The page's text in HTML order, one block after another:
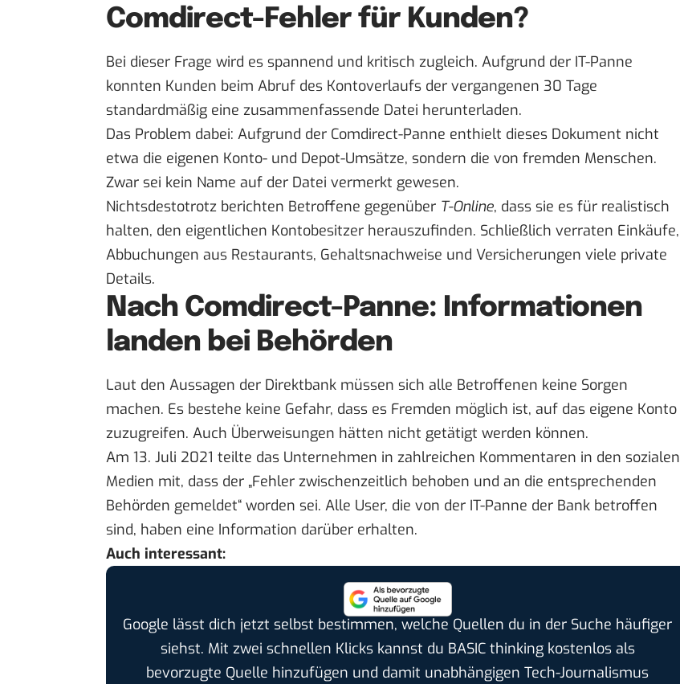
Comdirect-Fehler für Kunden?
Bei dieser Frage wird es spannend und kritisch zugleich. Aufgrund der IT-Panne
konnten Kunden beim Abruf des Kontoverlaufs der vergangenen 30 Tage
standardmäßig eine zusammenfassende Datei herunterladen.
Das Problem dabei: Aufgrund der Comdirect-Panne enthielt dieses Dokument nicht
etwa die eigenen Konto- und Depot-Umsätze, sondern die von fremden Menschen.
Zwar sei kein Name auf der Datei vermerkt gewesen.
Nichtsdestotrotz berichten Betroffene gegenüber T-Online, dass sie es für realistisch
halten, den eigentlichen Kontobesitzer herauszufinden. Schließlich verraten Einkäufe,
Abbuchungen aus Restaurants, Gehaltsnachweise und Versicherungen viele private
Details.
Nach Comdirect-Panne: Informationen
landen bei Behörden
Laut den Aussagen der Direktbank müssen sich alle Betroffenen keine Sorgen
machen. Es bestehe keine Gefahr, dass es Fremden möglich ist, auf das eigene Konto
zuzugreifen. Auch Überweisungen hätten nicht getätigt werden können.
Am 13. Juli 2021 teilte das Unternehmen in zahlreichen Kommentaren in den sozialen
Medien mit, dass der „Fehler zwischenzeitlich behoben und an die entsprechenden
Behörden gemeldet“ worden sei. Alle User, die von der IT-Panne der Bank betroffen
sind, haben eine Information darüber erhalten.
Auch interessant:
Google lässt dich jetzt selbst bestimmen, welche Quellen du in der Suche häufiger
siehst. Mit zwei schnellen Klicks kannst du BASIC thinking kostenlos als
bevorzugte Quelle hinzufügen und damit unabhängigen Tech-Journalismus